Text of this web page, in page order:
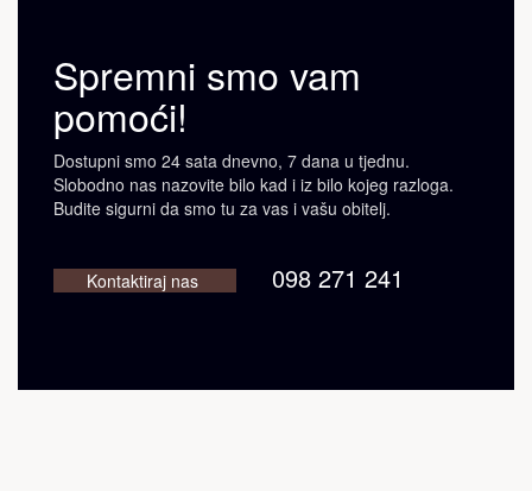
Spremni smo vam
pomoći!
Dostupni smo 24 sata dnevno, 7 dana u tjednu.
Slobodno nas nazovite bilo kad i iz bilo kojeg razloga.
Budite sigurni da smo tu za vas i vašu obitelj.
Kontaktiraj nas 098 271 241